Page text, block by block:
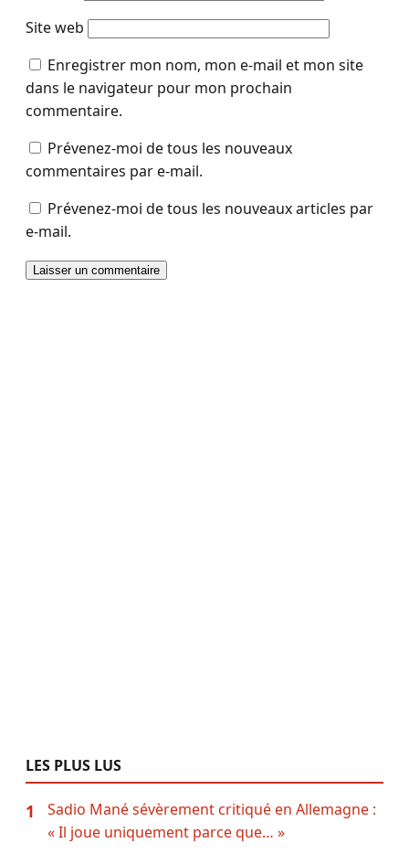
Site web
Enregistrer mon nom, mon e-mail et mon site
dans le navigateur pour mon prochain
commentaire.
Prévenez-moi de tous les nouveaux
commentaires par e-mail.
Prévenez-moi de tous les nouveaux articles par
e-mail.
LES PLUS LUS
1
Sadio Mané sévèrement critiqué en Allemagne :
« Il joue uniquement parce que… »